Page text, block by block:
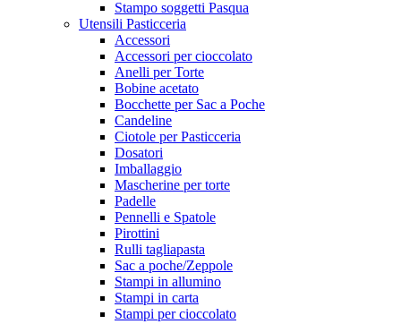
Stampo soggetti Pasqua
Utensili Pasticceria
Accessori
Accessori per cioccolato
Anelli per Torte
Bobine acetato
Bocchette per Sac a Poche
Candeline
Ciotole per Pasticceria
Dosatori
Imballaggio
Mascherine per torte
Padelle
Pennelli e Spatole
Pirottini
Rulli tagliapasta
Sac a poche/Zeppole
Stampi in allumino
Stampi in carta
Stampi per cioccolato